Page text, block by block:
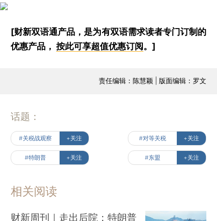
[财新双语通产品，是为有双语需求读者专门订制的
优惠产品，按此可享超值优惠订阅。]
责任编辑：陈慧颖 | 版面编辑：罗文
话题：
#关税战观察 +关注 #对等关税 +关注
#特朗普 +关注 #东盟 +关注
相关阅读
财新周刊｜走出后院：特朗普